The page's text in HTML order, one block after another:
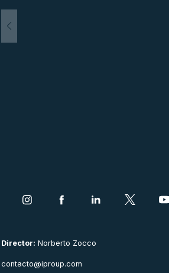
Director: Norberto Zocco
contacto@iproup.com